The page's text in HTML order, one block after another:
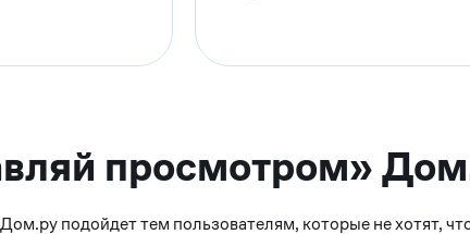
просмотром»
подойдет тем пользователям, которые не хотят,